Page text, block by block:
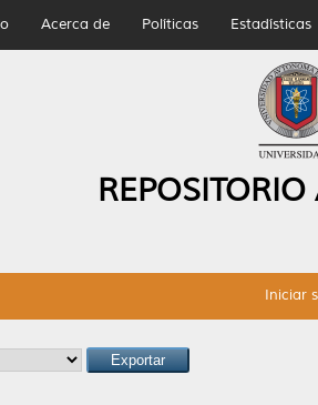
Acerca de Políticas Estadísticas
Iniciar